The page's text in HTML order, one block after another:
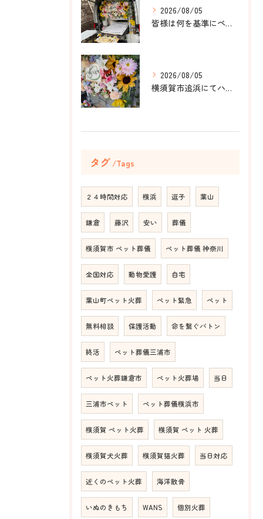
2026/08/05
皆様は何を基準にペット葬儀社を選びますか？
2026/08/05
横須賀市追浜にてハムスターのみかんちゃんのペット火葬のお手伝...
タグ Tags
２４時間対応 横浜 逗子 葉山
鎌倉 藤沢 安い 葬儀
横須賀市 ペット葬儀 ペット葬儀 神奈川
全国対応 動物愛護 自宅
葉山町ペット火葬 ペット緊急 ペット
無料相談 保護活動 命を繋ぐバトン
終活 ペット葬儀三浦市
ペット火葬鎌倉市 ペット火葬場 当日
三浦市ペット ペット葬儀横浜市
横須賀 ペット火葬 横須賀 ペット 火葬
横須賀犬火葬 横須賀猫火葬 当日対応
近くのペット火葬 海洋散骨
いぬのきもち WANS 個別火葬